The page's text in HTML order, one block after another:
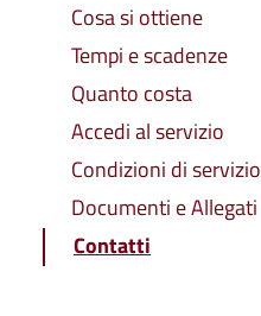
Cosa si ottiene
Tempi e scadenze
Quanto costa
Accedi al servizio
Condizioni di servizio
Documenti e Allegati
Contatti